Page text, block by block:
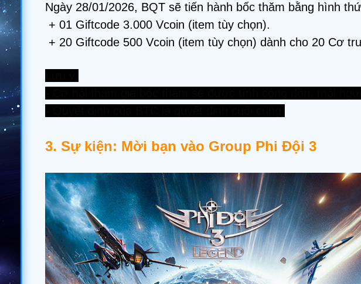
Ngày 28/01/2026, BQT sẽ tiến hành bốc thăm bằng hình
+ 01 Giftcode 3.000 Vcoin (item tùy chọn).
+ 20 Giftcode 500 Vcoin (item tùy chọn) dành cho 20 Cơ
3. Sự kiện: Mời bạn vào Group Phi Đội 3